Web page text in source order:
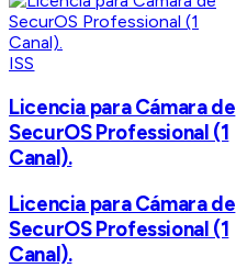
ISS
Licencia para Cámara de
SecurOS Professional (1
Canal).
Licencia para Cámara de
SecurOS Professional (1
Canal).